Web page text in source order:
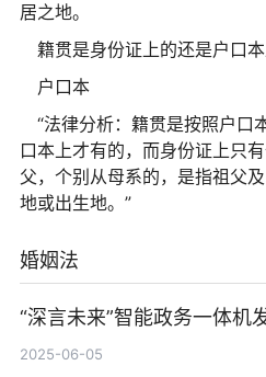
居之地。
籍贯是身份证上的还是户口
户口本
“法律分析：籍贯是按照户口
口本上才有的，而身份证上只
父，个别从母系的，是指祖父
地或出生地。”
婚姻法
“深言未来”智能政务一体机
2025-06-05